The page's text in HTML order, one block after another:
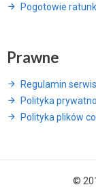
Pogotowie
Prawne
Regulamin
Polityka
Polityka plików
©